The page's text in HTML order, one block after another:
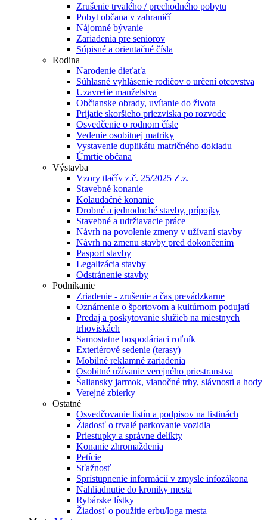
Zrušenie trvalého / prechodného pobytu
Pobyt občana v zahraničí
Nájomné bývanie
Zariadenia pre seniorov
Súpisné a orientačné čísla
Rodina
Narodenie dieťaťa
Súhlasné vyhlásenie rodičov o určení otcovstva
Uzavretie manželstva
Občianske obrady, uvítanie do života
Prijatie skoršieho priezviska po rozvode
Osvedčenie o rodnom čísle
Vedenie osobitnej matriky
Vystavenie duplikátu matričného dokladu
Úmrtie občana
Výstavba
Vzory tlačív z.č. 25/2025 Z.z.
Stavebné konanie
Kolaudačné konanie
Drobné a jednoduché stavby, prípojky
Stavebné a udržiavacie práce
Návrh na povolenie zmeny v užívaní stavby
Návrh na zmenu stavby pred dokončením
Pasport stavby
Legalizácia stavby
Odstránenie stavby
Podnikanie
Zriadenie - zrušenie a čas prevádzkarne
Oznámenie o športovom a kultúrnom podujatí
Predaj a poskytovanie služieb na miestnych
trhoviskách
Samostatne hospodáriaci roľník
Exteriérové sedenie (terasy)
Mobilné reklamné zariadenia
Osobitné užívanie verejného priestranstva
Šaliansky jarmok, vianočné trhy, slávnosti a hody
Verejné zbierky
Ostatné
Osvedčovanie listín a podpisov na listinách
Žiadosť o trvalé parkovanie vozidla
Priestupky a správne delikty
Konanie zhromaždenia
Petície
Sťažnosť
Sprístupnenie informácií v zmysle infozákona
Nahliadnutie do kroniky mesta
Rybárske lístky
Žiadosť o použitie erbu/loga mesta